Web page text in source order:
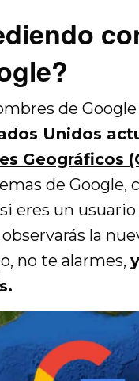
de
Unidos
Geográficos
de Google,
eres un
la
no te alarmes,